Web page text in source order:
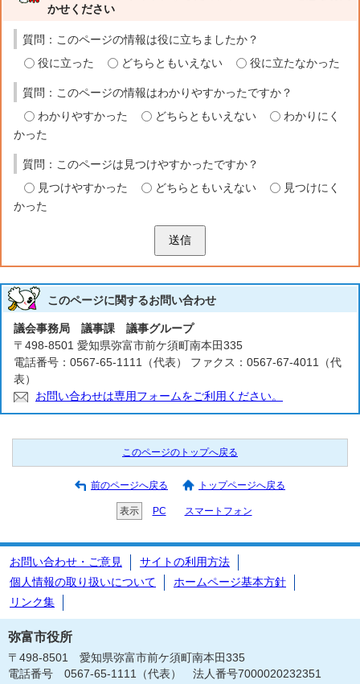
かせください
質問：このページの情報は役に立ちましたか？
役に立った
どちらともいえない 役に立たなかった
質問：このページの情報はわかりやすかったですか？
わかりやすかった
どちらともいえない
わかりにく
かった
質問：このページは見つけやすかったですか？
見つけやすかった
どちらともいえない
見つけにく
かった
送信
このページに関するお問い合わせ
議会事務局 議事課 議事グループ
〒498-8501 愛知県弥富市前ケ須町南本田335
電話番号：0567-65-1111（代表） ファクス：0567-67-4011（代
表）
お問い合わせは専用フォームをご利用ください。
このページのトップへ戻る
前のページへ戻る トップページへ戻る
表示 PC スマートフォン
お問い合わせ・ご意見
サイトの利用方法
個人情報の取り扱いについて
ホームページ基本方針
リンク集
弥富市役所
〒498-8501 愛知県弥富市前ケ須町南本田335
電話番号 0567-65-1111（代表） 法人番号7000020232351